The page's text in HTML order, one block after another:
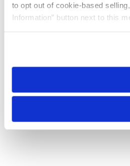
to opt out of cookie-based
Information” button next to this
need to be set again.